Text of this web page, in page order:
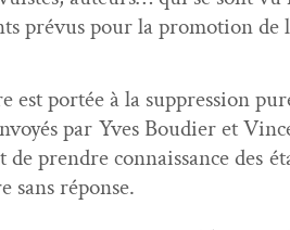
prévus pour la pro­mo­tion
portée à la sup­pres­sion
par Yves Boudi­er et
pren­dre con­nais­sance des
sans réponse.